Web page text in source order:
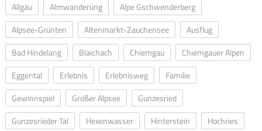
Allgäu
Almwanderung
Alpe Gschwenderberg
Alpsee-Grünten
Altenmarkt-Zauchensee
Ausflug
Bad Hindelang
Blaichach Chiemgau
Chiemgauer Alpen
Eggental
Erlebnis Erlebnisweg
Familie
Gewinnspiel
Großer Alpsee
Gunzesried
Gunzesrieder Tal
Hexenwasser Hinterstein
Hochries